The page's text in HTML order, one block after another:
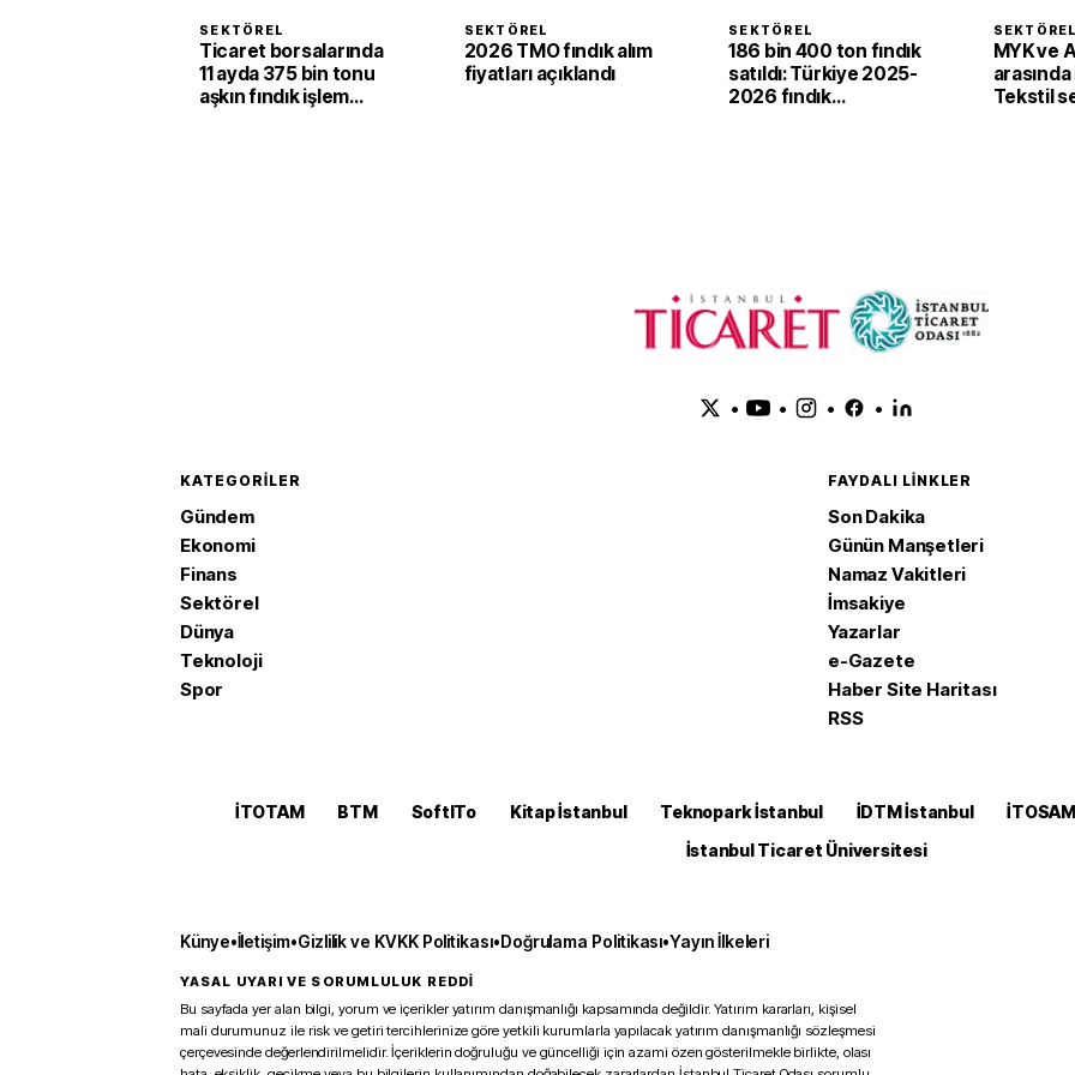
SEKTÖREL
Ticaret borsalarında
11 ayda 375 bin tonu
aşkın fındık işlem
SEKTÖREL
2026 TMO fındık alım
fiyatları açıklandı
SEKTÖREL
186 bin 400 ton fındık
satıldı: Türkiye 2025-
2026 fındık
SEKTÖREL
MYK ve
Tekstil
• • • •
KATEGORILER
Gündem
Ekonomi
Finans
Sektörel
Dünya
Teknoloji
Spor
FAYDALI LINKLER
Son Dakika
Günün Manşetleri
Namaz Vakitleri
İmsakiye
Yazarlar
e-Gazete
Haber Site Haritası
RSS
İTOTAM BTM SoftITo Kitap İstanbul Teknopark İstanbul İDTM İstanbul İTOSAM
İstanbul Ticaret Üniversitesi
Künye•İletişim•Gizlilik ve KVKK Politikası•Doğrulama Politikası•Yayın İlkeleri
YASAL UYARI VE SORUMLULUK REDDİ
Bu sayfada yer alan bilgi, yorum ve içerikler yatırım danışmanlığı kapsamında değildir. Yatırım kararları, kişisel
mali durumunuz ile risk ve getiri tercihlerinize göre yetkili kurumlarla yapılacak yatırım danışmanlığı sözleşmesi
çerçevesinde değerlendirilmelidir. İçeriklerin doğruluğu ve güncelliği için azami özen gösterilmekle birlikte, olası